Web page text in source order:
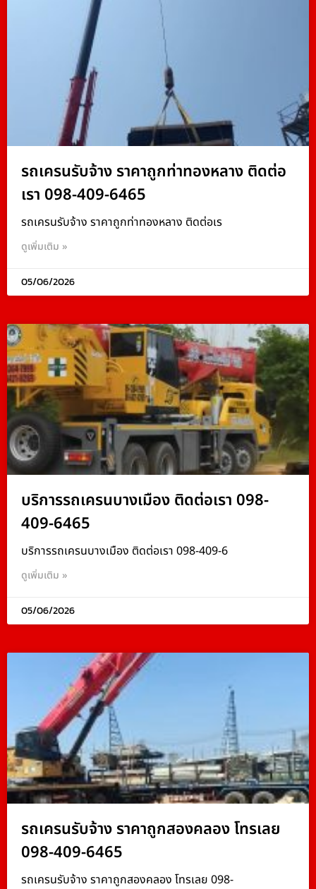
รถเครนรับจ้าง ราคาถูกท่าทองหลาง ติดต่อ
เรา 098-409-6465
รถเครนรับจ้าง ราคาถูกท่าทองหลาง ติดต่อเร
ดูเพิ่มเติม »
05/06/2026
บริการรถเครนบางเมือง ติดต่อเรา 098-
409-6465
บริการรถเครนบางเมือง ติดต่อเรา 098-409-6
ดูเพิ่มเติม »
05/06/2026
รถเครนรับจ้าง ราคาถูกสองคลอง โทรเลย
098-409-6465
รถเครนรับจ้าง ราคาถูกสองคลอง โทรเลย 098-